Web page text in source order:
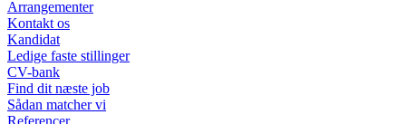
Arrangementer
Kontakt os
Kandidat
Ledige faste stillinger
CV-bank
Find dit næste job
Sådan matcher vi
Referencer